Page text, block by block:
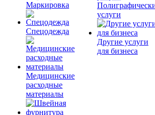
Маркировка
Спецодежда
Медицинские
расходные
материалы
услуги
Другие услуги
для бизнеса